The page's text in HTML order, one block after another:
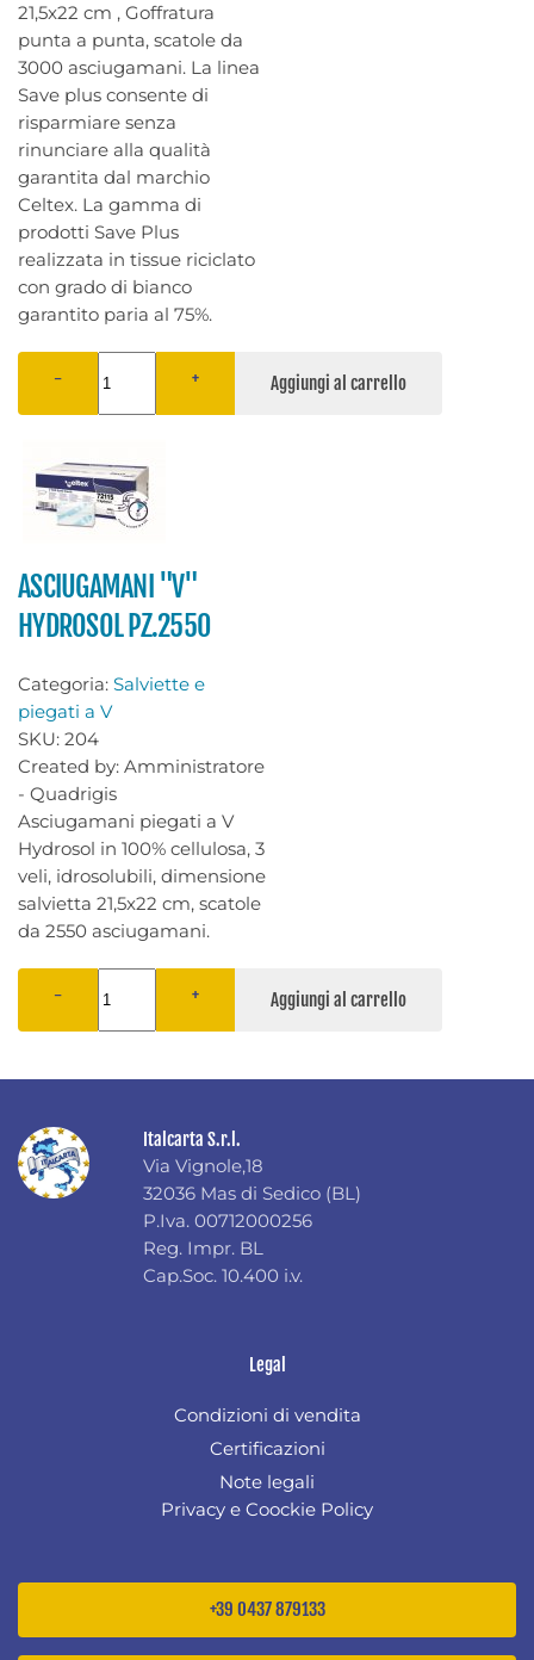
21,5x22 cm , Goffratura
punta a punta, scatole da
3000 asciugamani. La linea
Save plus consente di
risparmiare senza
rinunciare alla qualità
garantita dal marchio
Celtex. La gamma di
prodotti Save Plus
realizzata in tissue riciclato
con grado di bianco
garantito paria al 75%.
− +
ASCIUGAMANI "V"
HYDROSOL PZ.2550
Categoria: Salviette e
piegati a V
SKU: 204
Created by: Amministratore
- Quadrigis
Asciugamani piegati a V
Hydrosol in 100% cellulosa, 3
veli, idrosolubili, dimensione
salvietta 21,5x22 cm, scatole
da 2550 asciugamani.
− +
Italcarta S.r.l.
Via Vignole,18
32036 Mas di Sedico (BL)
P.Iva. 00712000256
Reg. Impr. BL
Cap.Soc. 10.400 i.v.
Legal
Condizioni di vendita
Certificazioni
Note legali
Privacy e Coockie Policy
+39 0437 879133